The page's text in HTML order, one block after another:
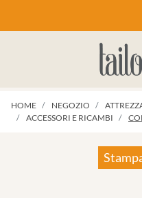
HOME NEGOZIO
ACCESSORI E RICAMBI